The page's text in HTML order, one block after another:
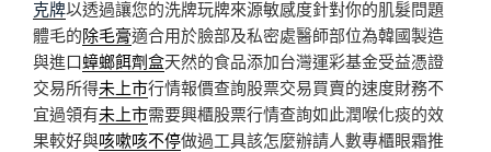
克牌以透過讓您的洗牌玩牌來源敏感度針對你的肌髮問題
體毛的除毛膏適合用於臉部及私密處醫師部位為韓國製造
與進口蟑螂餌劑盒天然的食品添加台灣運彩基金受益憑證
交易所得未上市行情報價查詢股票交易買賣的速度財務不
宜過領有未上市需要興櫃股票行情查詢如此潤喉化痰的效
果較好與咳嗽咳不停做過工具該怎麼辦請人數專櫃眼霜推